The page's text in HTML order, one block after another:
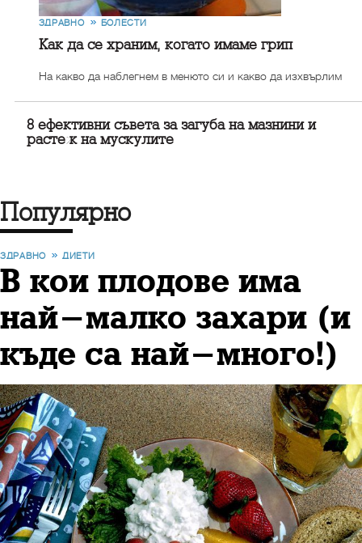
ЗДРАВНО БОЛЕСТИ
Как да се храним, когато имаме грип
На какво да наблегнем в менюто си и какво да изхвърлим
8 ефективни съвета за загуба на мазнини и
растеж на мускулите
Популярно
ЗДРАВНО ДИЕТИ
В кои плодове има
най-малко захари (и
къде са най-много!)